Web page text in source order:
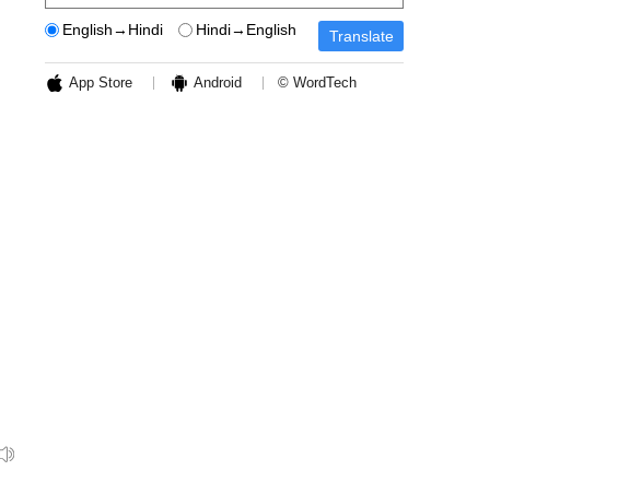
English→Hindi Hindi→English
App Store Android © WordTech